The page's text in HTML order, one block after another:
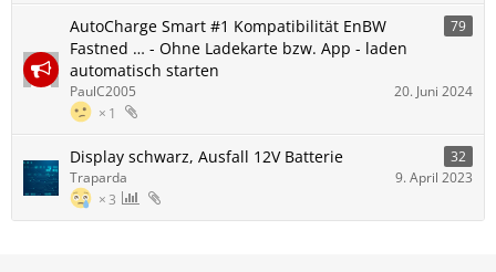
AutoCharge Smart #1 Kompatibilität EnBW
Fastned … - Ohne Ladekarte bzw. App - laden
automatisch starten
79
1
PaulC2005 20. Juni 2024
Display schwarz, Ausfall 12V Batterie 32
3
Traparda 9. April 2023